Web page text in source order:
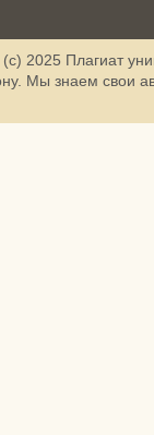
2025 Плагиат
Мы знаем свои